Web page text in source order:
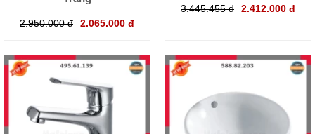
2.950.000 đ 2.065.000 đ
3.445.455 đ 2.412.000 đ